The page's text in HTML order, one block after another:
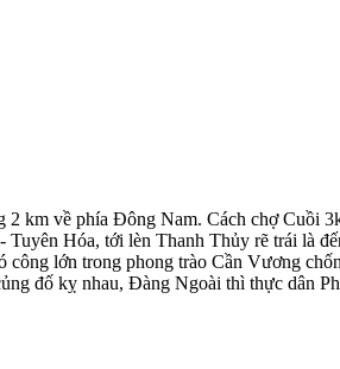
km về phía Đông Nam. Cách chợ Cuồi
Hóa, tới lèn Thanh Thủy rẽ trái là
lớn trong phong trào Cần Vương
đố kỵ nhau, Đàng Ngoài thì thực dân